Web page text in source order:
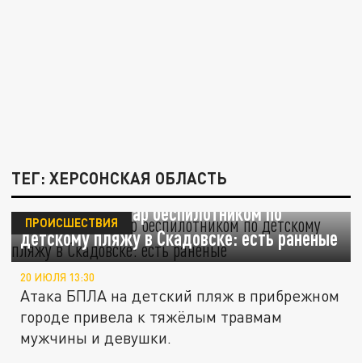
ТЕГ: ХЕРСОНСКАЯ ОБЛАСТЬ
ВСУ нанесли удар беспилотником по
детскому пляжу в Скадовске: есть раненые
ПРОИСШЕСТВИЯ
20 ИЮЛЯ 13:30
Атака БПЛА на детский пляж в прибрежном
городе привела к тяжёлым травмам
мужчины и девушки.